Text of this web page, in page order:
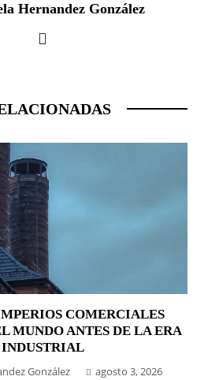
Hernandez González
COMERCIALES
MUNDO ANTES DE LA ERA
INDUSTRIAL
González agosto 3, 2026